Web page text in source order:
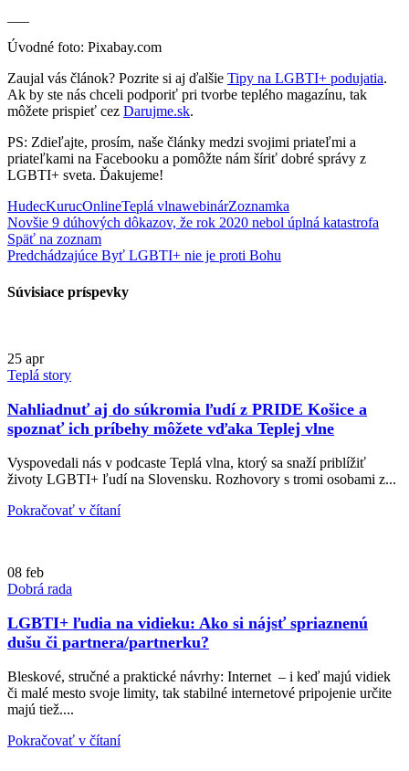
Úvodné foto: Pixabay.com
Zaujal vás článok? Pozrite si aj ďalšie Tipy na LGBTI+ podujatia.
Ak by ste nás chceli podporiť pri tvorbe teplého magazínu, tak
môžete prispieť cez Darujme.sk.
PS: Zdieľajte, prosím, naše články medzi svojimi priateľmi a
priateľkami na Facebooku a pomôžte nám šíriť dobré správy z
LGBTI+ sveta. Ďakujeme!
HudecKurucOnlineTeplá vlnawebinárZoznamka
Novšie 9 dúhových dôkazov, že rok 2020 nebol úplná katastrofa
Späť na zoznam
Predchádzajúce Byť LGBTI+ nie je proti Bohu
Súvisiace príspevky
25 apr
Teplá story
Nahliadnuť aj do súkromia ľudí z PRIDE Košice a
spoznať ich príbehy môžete vďaka Teplej vlne
Vyspovedali nás v podcaste Teplá vlna, ktorý sa snaží priblížiť
životy LGBTI+ ľudí na Slovensku. Rozhovory s tromi osobami z...
Pokračovať v čítaní
08 feb
Dobrá rada
LGBTI+ ľudia na vidieku: Ako si nájsť spriaznenú
dušu či partnera/partnerku?
Bleskové, stručné a praktické návrhy: Internet – i keď majú vidiek
či malé mesto svoje limity, tak stabilné internetové pripojenie určite
majú tiež....
Pokračovať v čítaní